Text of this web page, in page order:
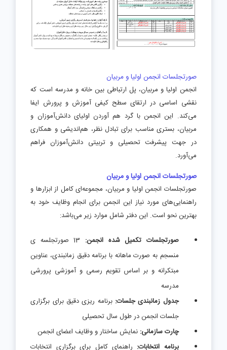
صورتجلسات انجمن اولیا و مربیان
انجمن اولیا و مربیان، پل ارتباطی بین خانه و مدرسه است که
نقشی اساسی در ارتقای سطح کیفی آموزش و پرورش ایفا
می‌کند. این انجمن با گرد هم آوردن اولیای دانش‌آموزان و
مربیان، بستری مناسب برای تبادل نظر، هم‌اندیشی و همکاری
در جهت پیشرفت تحصیلی و تربیتی دانش‌آموزان فراهم
می‌آورد.
صورتجلسات انجمن اولیا و مربیان
صورتجلسات انجمن اولیا و مربیان، مجموعه‌ای کامل از ابزارها و
راهنمایی‌های مورد نیاز این انجمن برای انجام وظایف خود به
بهترین نحو است. این دفتر شامل موارد زیر می‌باشد:
صورتجلسات تکمیل شده انجمن:
13 صورتجلسه ی
منسجم به صورت ماهانه با برنامه دقیق زمانبندی، عناوین
مبتکرانه و بر اساس تقویم رسمی و آموزشی پرورشی
مدرسه
جدول زمانبندی جلسات: برنامه ریزی دقیق برای برگزاری
جلسات انجمن در طول سال تحصیلی
چارت سازمانی: نمایش ساختار و وظایف اعضای انجمن
برنامه انتخابات: راهنمای کامل برای برگزاری انتخابات